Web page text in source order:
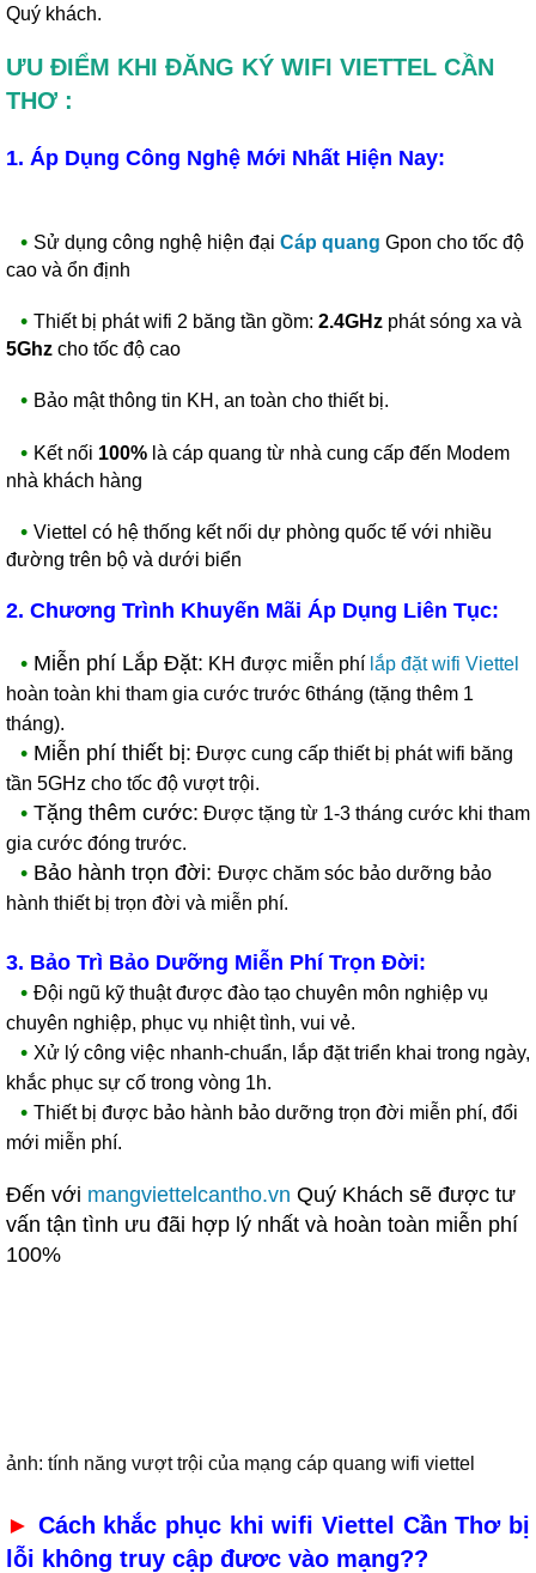
Quý khách.
ƯU ĐIỂM KHI ĐĂNG KÝ WIFI VIETTEL CẦN
THƠ :
1. Áp Dụng Công Nghệ Mới Nhất Hiện Nay:
• Sử dụng công nghệ hiện đại Cáp quang Gpon cho tốc độ
cao và ổn định
• Thiết bị phát wifi 2 băng tần gồm: 2.4GHz phát sóng xa và
5Ghz cho tốc độ cao
• Bảo mật thông tin KH, an toàn cho thiết bị.
• Kết nối 100% là cáp quang từ nhà cung cấp đến Modem
nhà khách hàng
• Viettel có hệ thống kết nối dự phòng quốc tế với nhiều
đường trên bộ và dưới biển
2. Chương Trình Khuyến Mãi Áp Dụng Liên Tục:
• Miễn phí Lắp Đặt: KH được miễn phí lắp đặt wifi Viettel
hoàn toàn khi tham gia cước trước 6tháng (tặng thêm 1
tháng).
• Miễn phí thiết bị: Được cung cấp thiết bị phát wifi băng
tần 5GHz cho tốc độ vượt trội.
• Tặng thêm cước: Được tặng từ 1-3 tháng cước khi tham
gia cước đóng trước.
• Bảo hành trọn đời: Được chăm sóc bảo dưỡng bảo
hành thiết bị trọn đời và miễn phí.
3. Bảo Trì Bảo Dưỡng Miễn Phí Trọn Đời:
• Đội ngũ kỹ thuật được đào tạo chuyên môn nghiệp vụ
chuyên nghiệp, phục vụ nhiệt tình, vui vẻ.
• Xử lý công việc nhanh-chuẩn, lắp đặt triển khai trong ngày,
khắc phục sự cố trong vòng 1h.
• Thiết bị được bảo hành bảo dưỡng trọn đời miễn phí, đổi
mới miễn phí.
Đến với mangviettelcantho.vn Quý Khách sẽ được tư
vấn tận tình ưu đãi hợp lý nhất và hoàn toàn miễn phí
100%
ảnh: tính năng vượt trội của mạng cáp quang wifi viettel
► Cách khắc phục khi wifi Viettel Cần Thơ bị
lỗi không truy cập đươc vào mạng??